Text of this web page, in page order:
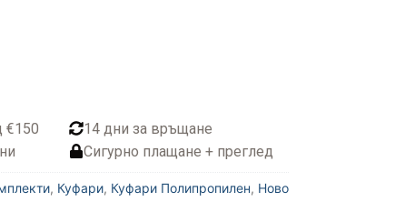
€150
14 дни за връщане
Сигурно плащане + преглед
, Куфари, Куфари Полипропилен, Ново